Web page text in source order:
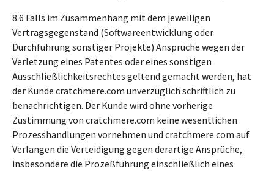
8.6 Falls im Zusammenhang mit dem jeweiligen
Vertragsgegenstand (Softwareentwicklung oder
Durchführung sonstiger Projekte) Ansprüche wegen der
Verletzung eines Patentes oder eines sonstigen
Ausschließlichkeitsrechtes geltend gemacht werden, hat
der Kunde cratchmere.com unverzüglich schriftlich zu
benachrichtigen. Der Kunde wird ohne vorherige
Zustimmung von cratchmere.com keine wesentlichen
Prozesshandlungen vornehmen und cratchmere.com auf
Verlangen die Verteidigung gegen derartige Ansprüche,
insbesondere die Prozeßführung einschließlich eines